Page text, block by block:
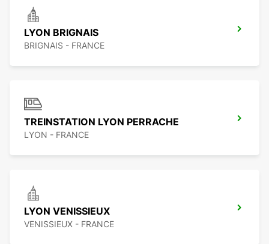
LYON BRIGNAIS
BRIGNAIS - FRANCE
TREINSTATION LYON PERRACHE
LYON - FRANCE
LYON VENISSIEUX
VENISSIEUX - FRANCE